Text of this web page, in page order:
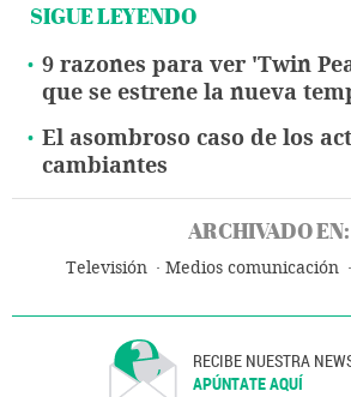
SIGUE LEYENDO
9 razones para ver 'Twin
que se estrene la nueva
El asombroso caso de los
cambiantes
ARCHIVADO EN:
Televisión Medios comunicación
RECIBE NUESTRA
APÚNTATE AQUÍ